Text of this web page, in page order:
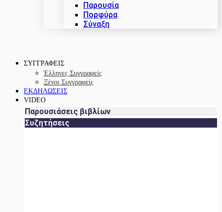
Παρουσία
Πορφύρα
Σύναξη
ΣΥΓΓΡΑΦΕΙΣ
Έλληνες Συγγραφείς
Ξένοι Συγγραφείς
ΕΚΔΗΛΩΣΕΙΣ
VIDEO
Παρουσιάσεις βιβλίων
Συζητήσεις